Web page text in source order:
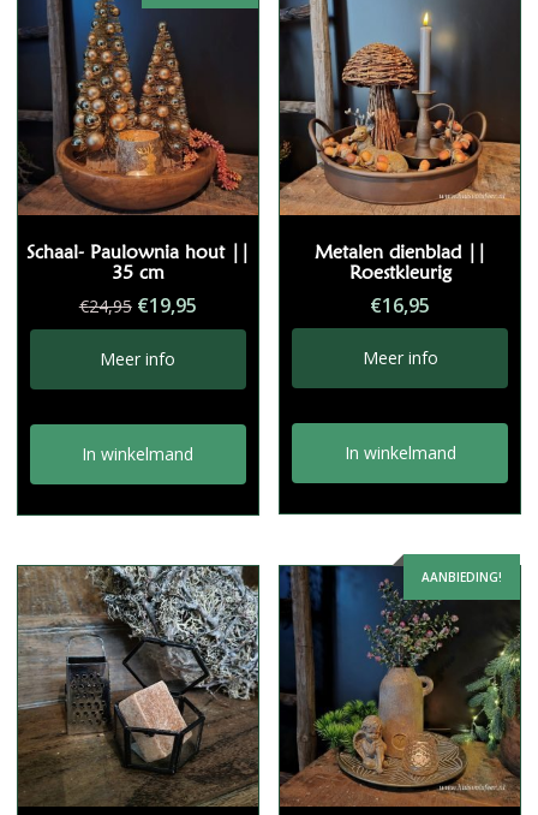
Schaal- Paulownia hout ||
35 cm
€24,95 Oorspronkelijke
prijs
was:
€24,95.
€19,95Huidige
prijs
€19,95.
Meer info
In winkelmand
Metalen dienblad ||
Roestkleurig
€16,95
Meer info
In winkelmand
AANBIEDING!